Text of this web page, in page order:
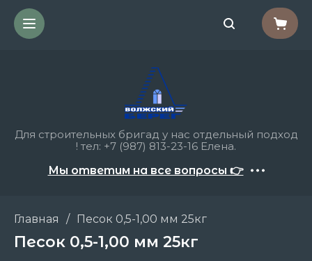
Для строительных бригад у нас отдельный подход
! тел: +7 (987) 813-23-16 Елена.
Мы ответим на все вопросы 👉
Главная / Песок 0,5-1,00 мм 25кг
Песок 0,5-1,00 мм 25кг